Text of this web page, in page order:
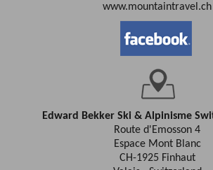
www.mountaintravel.ch
Edward Bekker Ski & Alpinisme
Route d'Emosson 4
Espace Mont Blanc
CH-1925 Finhaut